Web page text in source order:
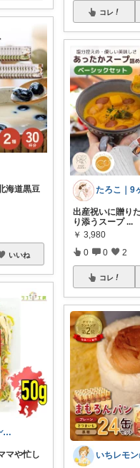
海道黒豆
いいね
もなか🍰美味〰️と贈り物💝
マや忙し
コレ
出産祝いに贈り
り添うスープ ...
￥ 3,980
0 0 2
コレ